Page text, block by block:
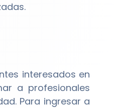
interesados en
a profesionales
Para ingresar a